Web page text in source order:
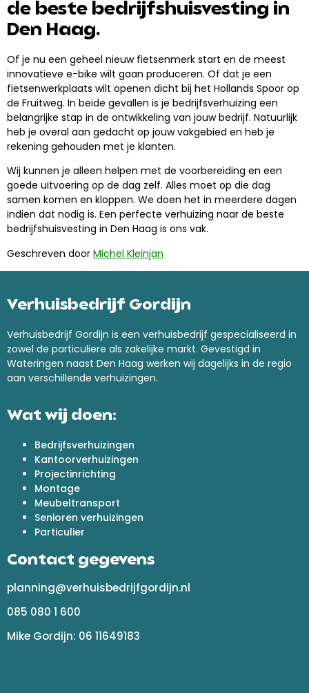
de beste bedrijfshuisvesting in
Den Haag.
Of je nu een geheel nieuw fietsenmerk start en de meest
innovatieve e-bike wilt gaan produceren. Of dat je een
fietsenwerkplaats wilt openen dicht bij het Hollands Spoor op
de Fruitweg. In beide gevallen is je bedrijfsverhuizing een
belangrijke stap in de ontwikkeling van jouw bedrijf. Natuurlijk
heb je overal aan gedacht op jouw vakgebied en heb je
rekening gehouden met je klanten.
Wij kunnen je alleen helpen met de voorbereiding en een
goede uitvoering op de dag zelf. Alles moet op die dag
samen komen en kloppen. We doen het in meerdere dagen
indien dat nodig is. Een perfecte verhuizing naar de beste
bedrijfshuisvesting in Den Haag is ons vak.
Geschreven door Michel Kleinjan
Verhuisbedrijf Gordijn
Verhuisbedrijf Gordijn is een verhuisbedrijf gespecialiseerd in
zowel de particuliere als zakelijke markt. Gevestigd in
Wateringen naast Den Haag werken wij dagelijks in de regio
aan verschillende verhuizingen.
Wat wij doen:
Bedrijfsverhuizingen
Kantoorverhuizingen
Projectinrichting
Montage
Meubeltransport
Senioren verhuizingen
Particulier
Contact gegevens
planning@verhuisbedrijfgordijn.nl
085 080 1 600
Mike Gordijn: 06 11649183